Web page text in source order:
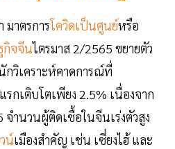
มาตรการโควิดเป็นศูนย์หรือ
กิจจีนไตรมาส 2/2565 ขยายตัว
กวิเคราะห์คาดการณ์ที่
กเติบโตเพียง 2.5% เนื่องจาก
จำนวนผู้ติดเชื้อในจีนเร่งตัวสูง
น์เมืองสำคัญ เช่น เซี่ยงไฮ้ และ